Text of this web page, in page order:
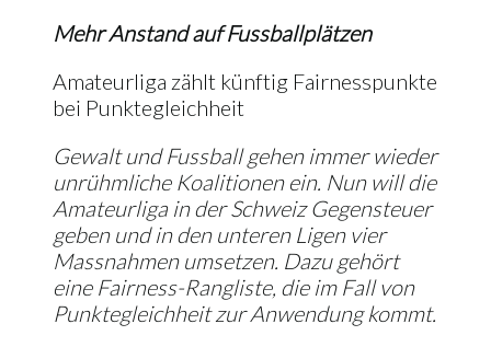
Mehr Anstand auf Fussballplätzen
Amateurliga zählt künftig Fairnesspunkte
bei Punktegleichheit
Gewalt und Fussball gehen immer wieder
unrühmliche Koalitionen ein. Nun will die
Amateurliga in der Schweiz Gegensteuer
geben und in den unteren Ligen vier
Massnahmen umsetzen. Dazu gehört
eine Fairness-Rangliste, die im Fall von
Punktegleichheit zur Anwendung kommt.